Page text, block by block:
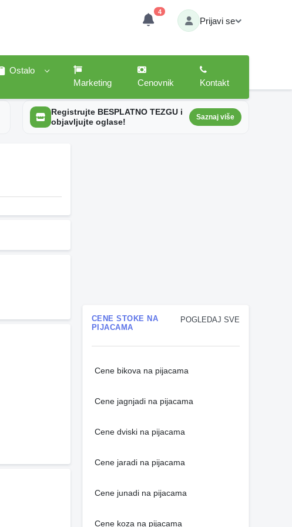
4
Prijavi se
Ostalo
Marketing
Cenovnik Kontakt
Registrujte BESPLATNO TEZGU i
objavljujte oglase!
Saznaj više
POGLEDAJ SVE
CENE STOKE NA
PIJACAMA
Cene bikova na pijacama
Cene jagnjadi na pijacama
Cene dviski na pijacama
Cene jaradi na pijacama
Cene junadi na pijacama
Cene koza na pijacama